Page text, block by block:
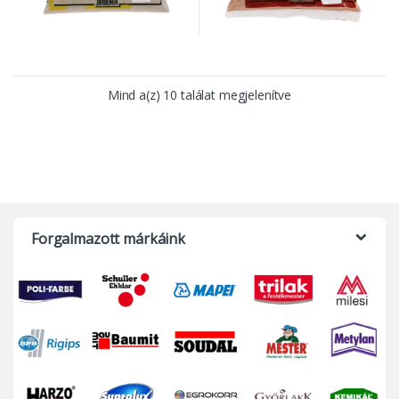
Mind a(z) 10 találat megjelenítve
Forgalmazott márkáink